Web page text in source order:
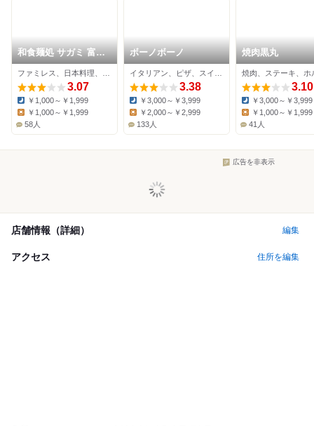
和食麺処 サガミ 富田
林店
3.07
Dinner:
￥1,000～￥1,999
Lunch:
￥1,000～￥1,999
58人
ボーノボーノ
3.38
Dinner:
￥3,000～￥3,999
￥2,000～￥2,999
133人
焼肉黒丸
焼肉、ステーキ、ホ
3.10
Dinner:
￥3,000～￥3,999
Lunch:
￥1,000～￥1,999
41人
広告を非表示
店舗情報（詳細） 編集
アクセス 住所を編集